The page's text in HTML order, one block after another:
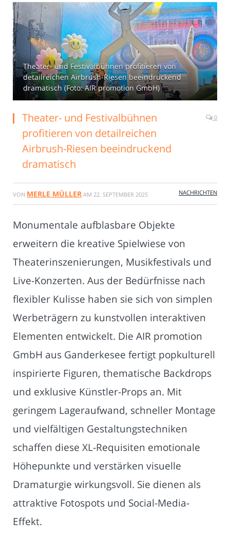
Theater- und Festivalbühnen profitieren von
detailreichen Airbrush-Riesen beeindruckend
dramatisch (Foto: AIR promotion GmbH)
Theater- und Festivalbühnen
profitieren von detailreichen
Airbrush-Riesen beeindruckend
dramatisch
0
VON MERLE MÜLLER AM 22. SEPTEMBER 2025 NACHRICHTEN
Monumentale aufblasbare Objekte
erweitern die kreative Spielwiese von
Theaterinszenierungen, Musikfestivals und
Live-Konzerten. Aus der Bedürfnisse nach
flexibler Kulisse haben sie sich von simplen
Werbeträgern zu kunstvollen interaktiven
Elementen entwickelt. Die AIR promotion
GmbH aus Ganderkesee fertigt popkulturell
inspirierte Figuren, thematische Backdrops
und exklusive Künstler-Props an. Mit
geringem Lageraufwand, schneller Montage
und vielfältigen Gestaltungstechniken
schaffen diese XL-Requisiten emotionale
Höhepunkte und verstärken visuelle
Dramaturgie wirkungsvoll. Sie dienen als
attraktive Fotospots und Social-Media-
Effekt.